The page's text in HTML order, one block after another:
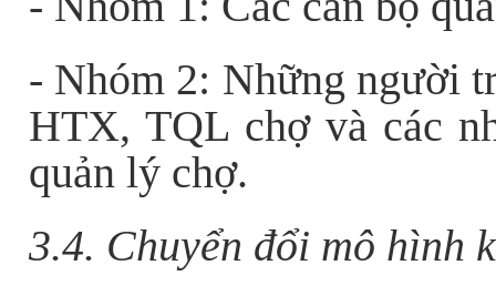
- Nhóm 2: Những người
HTX, TQL chợ và các
quản lý chợ.
3.4. Chuyển đổi mô hình